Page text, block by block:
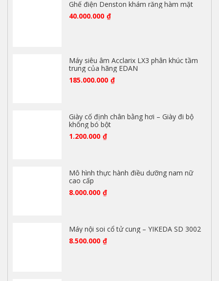
Ghế điện Denston khám răng hàm mặt
40.000.000 ₫
Máy siêu âm Acclarix LX3 phân khúc tầm
trung của hãng EDAN
185.000.000 ₫
Giày cố định chân bằng hơi – Giày đi bộ
không bó bột
1.200.000 ₫
Mô hình thực hành điều dưỡng nam nữ
cao cấp
8.000.000 ₫
Máy nội soi cổ tử cung – YIKEDA SD 3002
8.500.000 ₫